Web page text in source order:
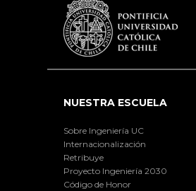
NUESTRA ESCUELA
Sobre Ingeniería UC
Internacionalización
Retribuye
Proyecto Ingeniería 2030
Código de Honor